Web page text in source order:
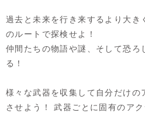
過去と未来を行き来するより大き
のルートで探検せよ！
仲間たちの物語や謎、そして恐ろ
る！
様々な武器を収集して自分だけの
させよう！ 武器ごとに固有のア